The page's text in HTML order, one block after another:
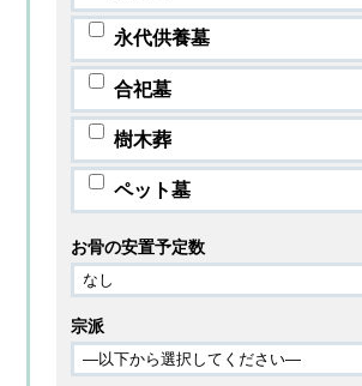
永代供養墓
合祀墓
樹木葬
ペット墓
お骨の安置予定数
宗派